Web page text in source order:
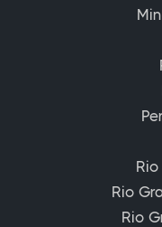
Rio
Rio